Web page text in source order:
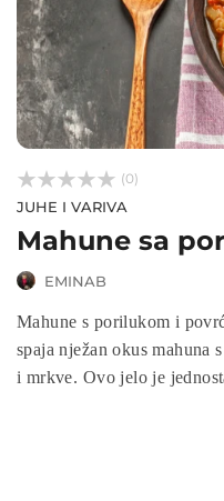


 (0)
JUHE I VARIVA
Mahune sa
EMINAB
Mahune s porilukom i
spaja nježan okus mahuna
i mrkve. Ovo jelo je